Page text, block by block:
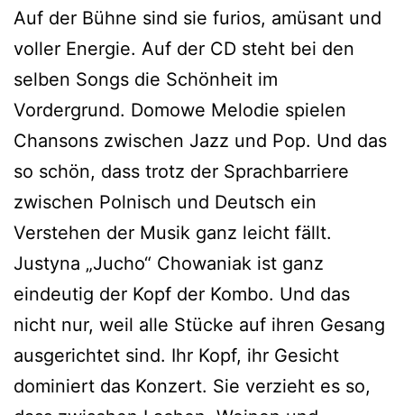
Auf der Bühne sind sie furios, amüsant und
voller Energie. Auf der CD steht bei den
selben Songs die Schönheit im
Vordergrund. Domowe Melodie spielen
Chansons zwischen Jazz und Pop. Und das
so schön, dass trotz der Sprachbarriere
zwischen Polnisch und Deutsch ein
Verstehen der Musik ganz leicht fällt.
Justyna „Jucho“ Chowaniak ist ganz
eindeutig der Kopf der Kombo. Und das
nicht nur, weil alle Stücke auf ihren Gesang
ausgerichtet sind. Ihr Kopf, ihr Gesicht
dominiert das Konzert. Sie verzieht es so,